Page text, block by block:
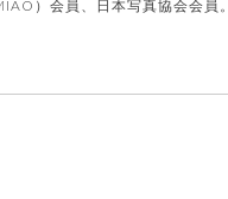
）会員、日本写真協会会員。